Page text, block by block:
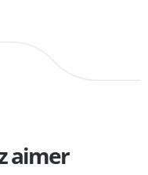
aimer